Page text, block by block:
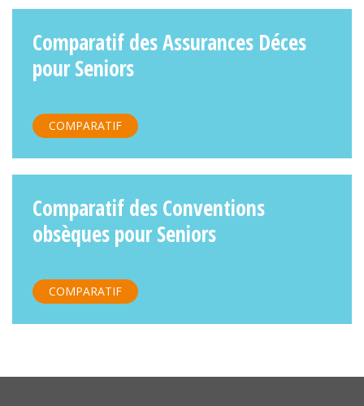
Comparatif des Assurances Déces
pour Seniors
COMPARATIF
Comparatif des Conventions
obsèques pour Seniors
COMPARATIF